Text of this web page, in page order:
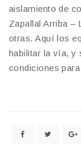
aislamiento de
Zapallal Arriba –
otras. Aquí los
habilitar la vía, y
condiciones